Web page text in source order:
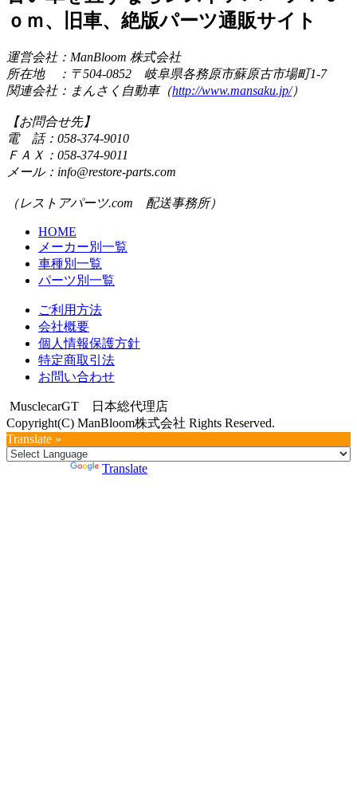
ｏｍ、旧車、絶版パーツ通販サイト
運営会社：ManBloom 株式会社
所在地 ：〒504-0852 岐阜県各務原市蘇原古市場町1-7
関連会社：まんさく自動車（http://www.mansaku.jp/）
【お問合せ先】
電 話：058-374-9010
ＦＡＸ：058-374-9011
メール：info@restore-parts.com
（レストアパーツ.com 配送事務所）
HOME
メーカー別一覧
車種別一覧
パーツ別一覧
ご利用方法
会社概要
個人情報保護方針
特定商取引法
お問い合わせ
MusclecarGT 日本総代理店
Copyright(C) ManBloom株式会社 Rights Reserved.
Translate »
Translate